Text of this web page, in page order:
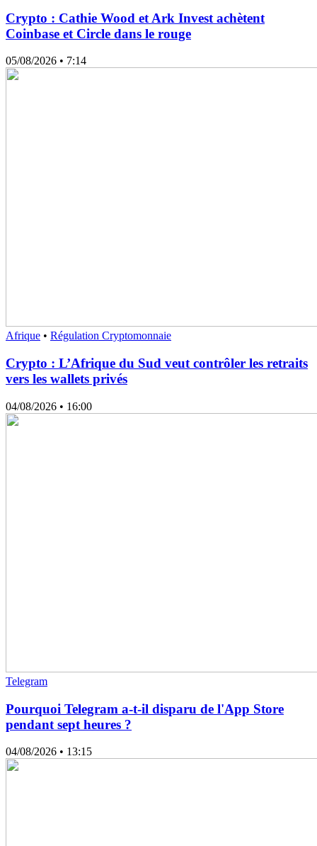
Crypto : Cathie Wood et Ark Invest achètent
Coinbase et Circle dans le rouge
05/08/2026 • 7:14
Afrique • Régulation Cryptomonnaie
Crypto : L’Afrique du Sud veut contrôler les retraits
vers les wallets privés
04/08/2026 • 16:00
Telegram
Pourquoi Telegram a-t-il disparu de l'App Store
pendant sept heures ?
04/08/2026 • 13:15